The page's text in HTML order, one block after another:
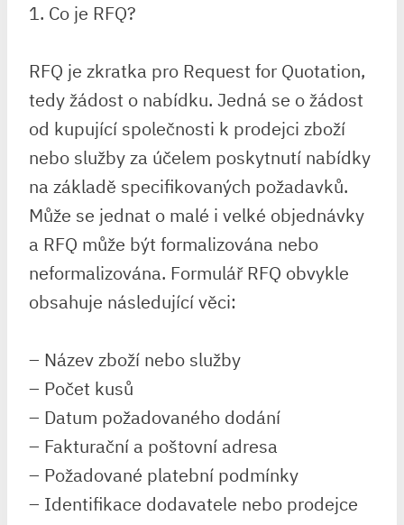
1. Co je RFQ?
RFQ je zkratka pro Request for Quotation,
tedy žádost o nabídku. Jedná se o žádost
od kupující společnosti k prodejci zboží
nebo služby za účelem poskytnutí nabídky
na základě specifikovaných požadavků.
Může se jednat o malé i velké objednávky
a RFQ může být formalizována nebo
neformalizována. Formulář RFQ obvykle
obsahuje následující věci:
– Název zboží nebo služby
– Počet kusů
– Datum požadovaného dodání
– Fakturační a poštovní adresa
– Požadované platební podmínky
– Identifikace dodavatele nebo prodejce